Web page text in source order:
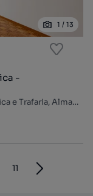
1 / 13
-
Rua de Dentro - Alcaniça, Caparica, Caparica e Trafaria, Almada, Setúbal
11